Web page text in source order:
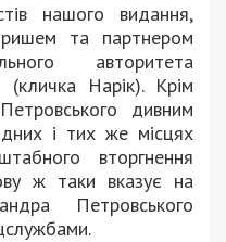
нашого видання,
та партнером
авторитета
(кличка Нарік). Крім
дивним
і тих же місцях
вторгнення
ж таки вказує на
Петровського